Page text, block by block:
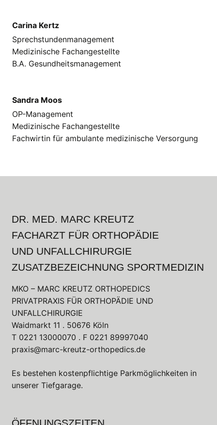
Carina Kertz
Sprechstundenmanagement
Medizinische Fachangestellte
B.A. Gesundheitsmanagement
Sandra Moos
OP-Management
Medizinische Fachangestellte
Fachwirtin für ambulante medizinische Versorgung
DR. MED. MARC KREUTZ
FACHARZT FÜR ORTHOPÄDIE
UND UNFALLCHIRURGIE
ZUSATZBEZEICHNUNG SPORTMEDIZIN
MKO – MARC KREUTZ ORTHOPEDICS
PRIVATPRAXIS FÜR ORTHOPÄDIE UND
UNFALLCHIRURGIE
Waidmarkt 11 . 50676 Köln
T 0221 13000070 . F 0221 89997040
praxis@marc-kreutz-orthopedics.de
Es bestehen kostenpflichtige Parkmöglichkeiten in
unserer Tiefgarage.